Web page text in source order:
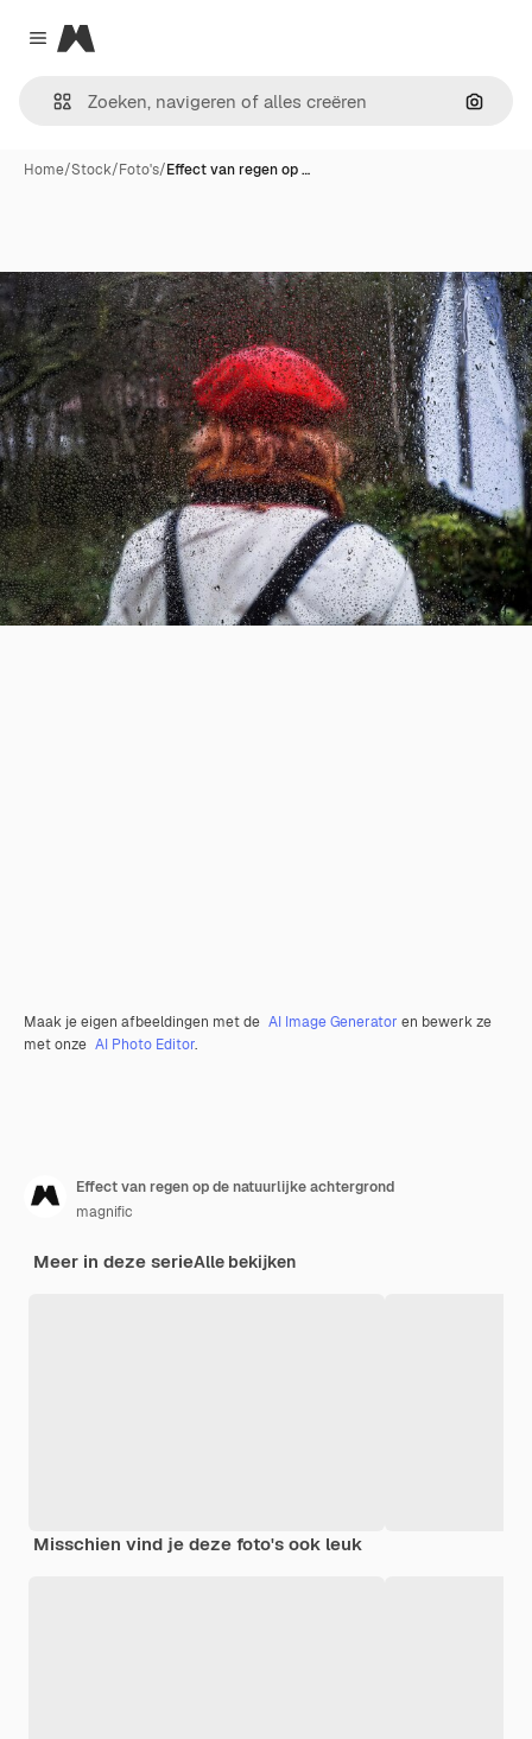
Close menu
Magnific
Home/Stock/Foto's/Effect van regen op …
Maak je eigen afbeeldingen met de AI Image Generator en bewerk ze
met onze AI Photo Editor.
Effect van regen op de natuurlijke achtergrond
magnific
Meer in deze serieAlle bekijken
Misschien vind je deze foto's ook leuk